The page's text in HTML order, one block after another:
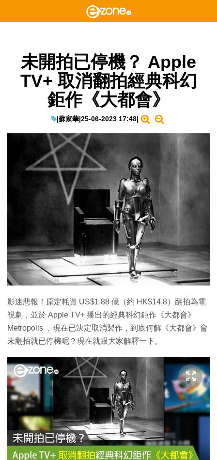
未開拍已停機？ Apple
TV+ 取消翻拍經典科幻
鉅作《大都會》
|蘇家華|25-06-2023 17:48|
影迷悲報！原定耗資 US$1.88 億（約 HK$14.8）翻拍為電
視劇，並於 Apple TV+ 播出的經典科幻鉅作《大都會》
Metropolis ，現在已決定取消製作，到底何解《大都會》會
未翻拍就已停機呢？現在就跟大家解釋一下。